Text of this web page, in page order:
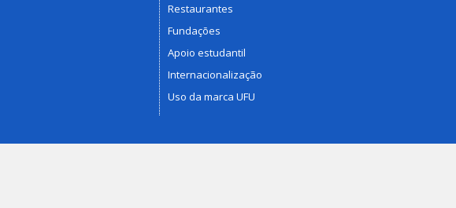
Restaurantes
Fundações
Apoio estudantil
Internacionalização
Uso da marca UFU